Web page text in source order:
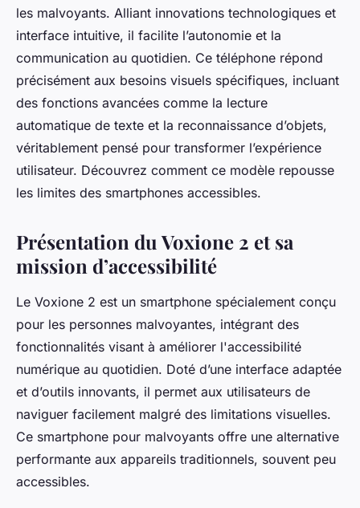
les malvoyants. Alliant innovations technologiques et
interface intuitive, il facilite l’autonomie et la
communication au quotidien. Ce téléphone répond
précisément aux besoins visuels spécifiques, incluant
des fonctions avancées comme la lecture
automatique de texte et la reconnaissance d’objets,
véritablement pensé pour transformer l’expérience
utilisateur. Découvrez comment ce modèle repousse
les limites des smartphones accessibles.
Présentation du Voxione 2 et sa
mission d’accessibilité
Le Voxione 2 est un smartphone spécialement conçu
pour les personnes malvoyantes, intégrant des
fonctionnalités visant à améliorer l'accessibilité
numérique au quotidien. Doté d’une interface adaptée
et d’outils innovants, il permet aux utilisateurs de
naviguer facilement malgré des limitations visuelles.
Ce smartphone pour malvoyants offre une alternative
performante aux appareils traditionnels, souvent peu
accessibles.